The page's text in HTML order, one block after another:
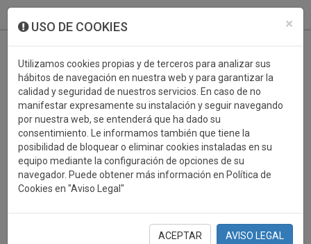
×
USO DE COOKIES
Utilizamos cookies propias y de terceros para analizar sus
hábitos de navegación en nuestra web y para garantizar la
calidad y seguridad de nuestros servicios. En caso de no
manifestar expresamente su instalación y seguir navegando
por nuestra web, se entenderá que ha dado su
consentimiento. Le informamos también que tiene la
posibilidad de bloquear o eliminar cookies instaladas en su
equipo mediante la configuración de opciones de su
navegador. Puede obtener más información en Política de
Cookies en "Aviso Legal"
ACEPTAR AVISO LEGAL
BALONCESTO